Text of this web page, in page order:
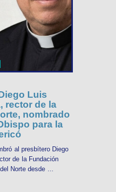
Luis
rector de la
nombrado
para la
al presbítero Diego
de la Fundación
Norte desde ...